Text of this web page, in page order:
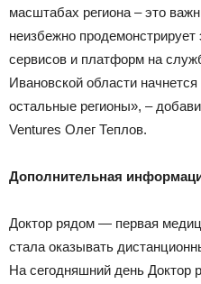
масштабах региона – это
неизбежно
сервисов и платформ на
Ивановской области
остальные регионы», –
Ventures Олег Теплов.
Дополнительная
Доктор рядом — первая
стала оказывать
На сегодняшний день Доктор